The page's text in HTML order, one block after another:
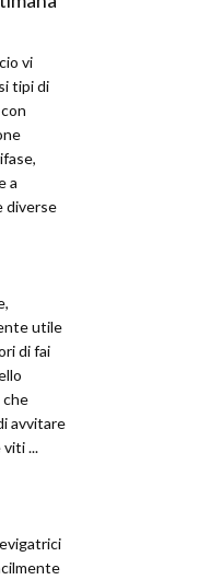
vi
tipi di
a
diverse
utile
di fai
avvitare
...